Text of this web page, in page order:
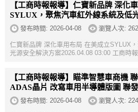
【工商時報報導】仁寶新品牌 深化
SYLUX，聚焦汽車紅外線系統及低
發布時間: 2026-04-08 瀏覽人次: 262
仁寶新品牌 深化車用布局 在美成立SYLUX
光源安全解決方案2026.04.08 03:00 工商時報 侯冠州原文連結:
【工商時報報導】瞄準智慧車商機
ADAS晶片 改寫車用半導體版圖 聯
隆電深耕感測應用等，強化多元競爭
發布時間: 2026-04-08 瀏覽人次: 224